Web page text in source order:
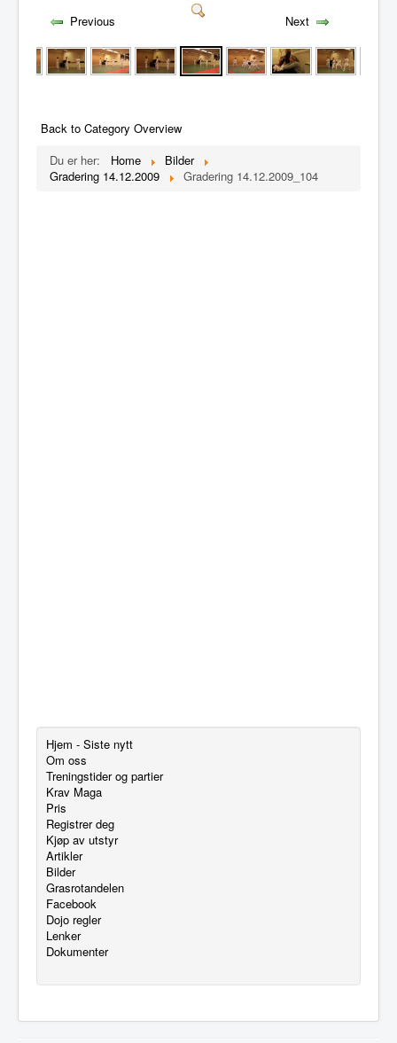
Previous Next
Back to Category Overview
Du er her:
Home
Bilder
Gradering 14.12.2009
Gradering 14.12.2009_104
Hjem - Siste nytt
Om oss
Treningstider og partier
Krav Maga
Pris
Registrer deg
Kjøp av utstyr
Artikler
Bilder
Grasrotandelen
Facebook
Dojo regler
Lenker
Dokumenter